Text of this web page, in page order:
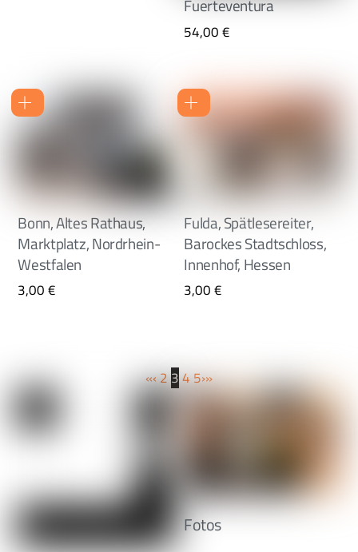
Fuerteventura
54,00€
Bonn, Altes Rathaus,
Marktplatz, Nordrhein-
Westfalen
3,00€
Fulda, Spätlesereiter,
Barockes Stadtschloss,
Innenhof, Hessen
3,00€
«‹2345›»
Fotos